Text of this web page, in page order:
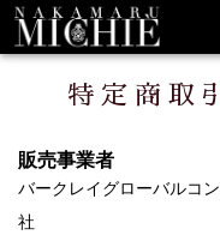
特定商取
販売事業者
バークレイグローバルコ
社